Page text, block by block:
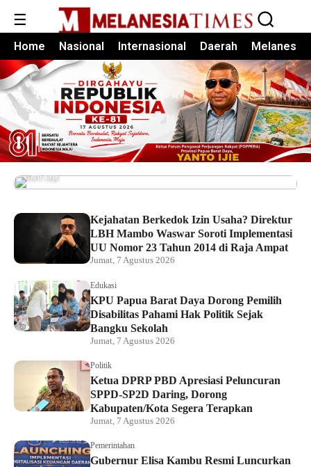
☰
Home Nasional Internasional Daerah Melanesia
Pemkot Sorong Salurkan Alsintan kepada
Kelompok Tani, Dorong Produktivitas dan
Ketahanan Pangan
Baru saja
Kejahatan Berkedok Izin Usaha? Direktur
LBH Mambo Waswar Soroti Implementasi
UU Nomor 23 Tahun 2014 di Raja Ampat
Jumat, 7 Agustus 2026
Edukasi
KPU Papua Barat Daya Dorong Pemilih
Disabilitas Pahami Hak Politik Sejak
Bangku Sekolah
Jumat, 7 Agustus 2026
Politik
Ketua DPRP PBD Apresiasi Peluncuran
SPPD-SP2D Daring, Dorong
Kabupaten/Kota Segera Terapkan
Jumat, 7 Agustus 2026
Pemerintahan
Gubernur Elisa Kambu Resmi Luncurkan